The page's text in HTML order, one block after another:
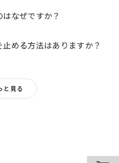
なぜですか？
める方法はありますか？
と見る